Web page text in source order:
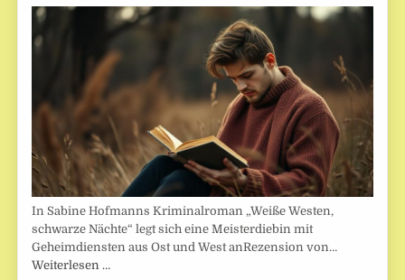
In Sabine Hofmanns Kriminalroman „Weiße Westen,
schwarze Nächte“ legt sich eine Meisterdiebin mit
Geheimdiensten aus Ost und West anRezension von…
Weiterlesen …